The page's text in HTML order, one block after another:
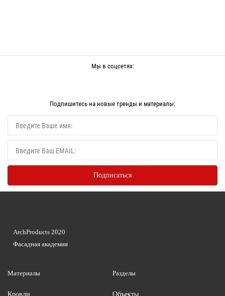
Мы в соцсетях:
Подпишитесь на новые тренды и материалы:
Материалы
Кровли
Разделы
Объекты
ArchProducts 2020
Фасадная академия